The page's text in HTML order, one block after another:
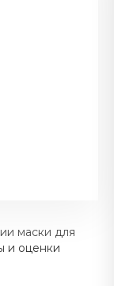
маски для
и оценки